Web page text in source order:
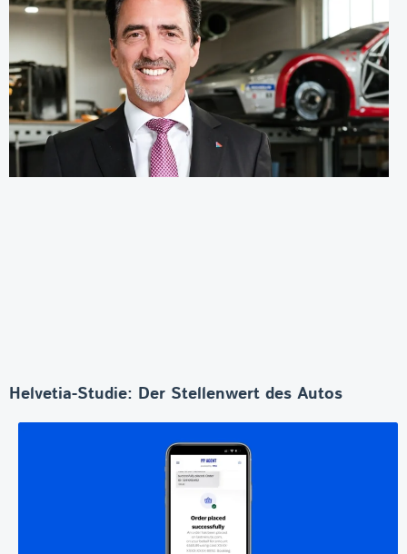
Helvetia-Studie: Der Stellenwert des Autos